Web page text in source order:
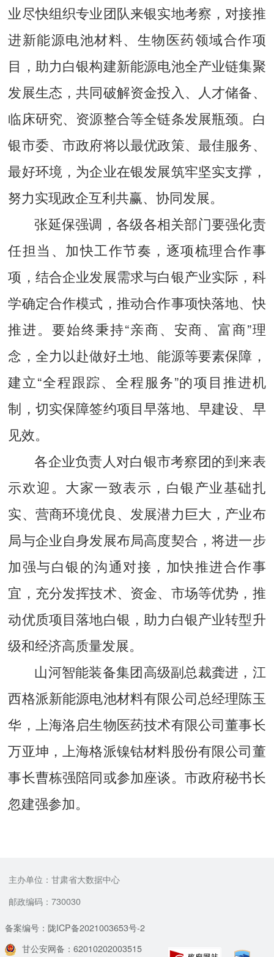
业尽快组织专业团队来银实地考察，对接推
进新能源电池材料、生物医药领域合作项
目，助力白银构建新能源电池全产业链集聚
发展生态，共同破解资金投入、人才储备、
临床研究、资源整合等全链条发展瓶颈。白
银市委、市政府将以最优政策、最佳服务、
最好环境，为企业在银发展筑牢坚实支撑，
努力实现政企互利共赢、协同发展。
张延保强调，各级各相关部门要强化责
任担当、加快工作节奏，逐项梳理合作事
项，结合企业发展需求与白银产业实际，科
学确定合作模式，推动合作事项快落地、快
推进。要始终秉持“亲商、安商、富商”理
念，全力以赴做好土地、能源等要素保障，
建立“全程跟踪、全程服务”的项目推进机
制，切实保障签约项目早落地、早建设、早
见效。
各企业负责人对白银市考察团的到来表
示欢迎。大家一致表示，白银产业基础扎
实、营商环境优良、发展潜力巨大，产业布
局与企业自身发展布局高度契合，将进一步
加强与白银的沟通对接，加快推进合作事
宜，充分发挥技术、资金、市场等优势，推
动优质项目落地白银，助力白银产业转型升
级和经济高质量发展。
山河智能装备集团高级副总裁龚进，江
西格派新能源电池材料有限公司总经理陈玉
华，上海洛启生物医药技术有限公司董事长
万亚坤，上海格派镍钴材料股份有限公司董
事长曹栋强陪同或参加座谈。市政府秘书长
忽建强参加。
主办单位：甘肃省大数据中心
邮政编码：730030
备案编号：陇ICP备2021003653号-2
甘公安网备：62010202003515